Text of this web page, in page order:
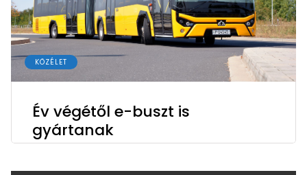
KÖZÉLET
Év végétől e-buszt is
gyártanak